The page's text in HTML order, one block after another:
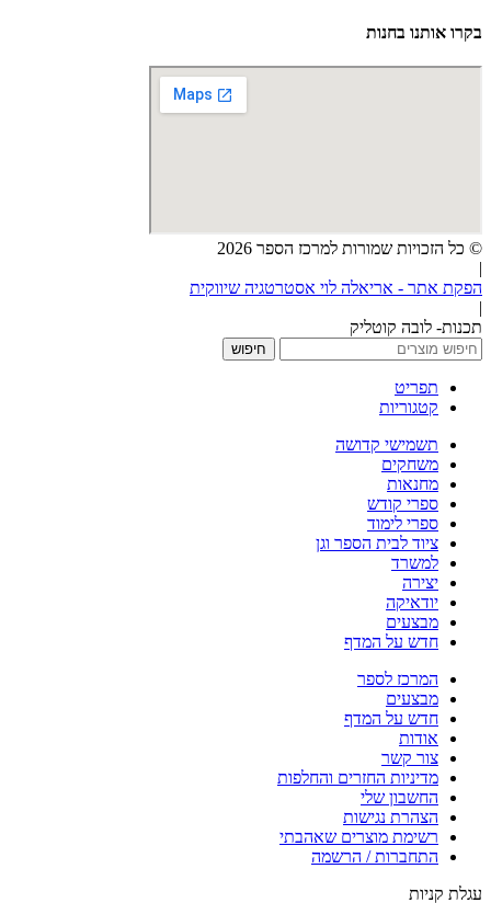
בקרו אותנו בחנות
© כל הזכויות שמורות למרכז הספר 2026
|
הפקת אתר - אריאלה לוי אסטרטגיה שיווקית
|
תכנות- לובה קוטליק
חיפוש
תפריט
קטגוריות
תשמישי קדושה
משחקים
מחנאות
ספרי קודש
ספרי לימוד
ציוד לבית הספר וגן
למשרד
יצירה
יודאיקה
מבצעים
חדש על המדף
המרכז לספר
מבצעים
חדש על המדף
אודות
צור קשר
מדיניות החזרים והחלפות
החשבון שלי
הצהרת נגישות
רשימת מוצרים שאהבתי
התחברות / הרשמה
עגלת קניות